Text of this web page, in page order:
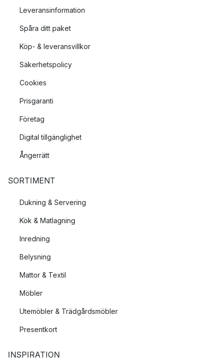
Leveransinformation
Spåra ditt paket
Köp- & leveransvillkor
Säkerhetspolicy
Cookies
Prisgaranti
Företag
Digital tillgänglighet
Ångerrätt
SORTIMENT
Dukning & Servering
Kök & Matlagning
Inredning
Belysning
Mattor & Textil
Möbler
Utemöbler & Trädgårdsmöbler
Presentkort
INSPIRATION